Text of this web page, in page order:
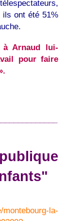
ils ont été 51%
Arnaud lui-
pour faire
la-